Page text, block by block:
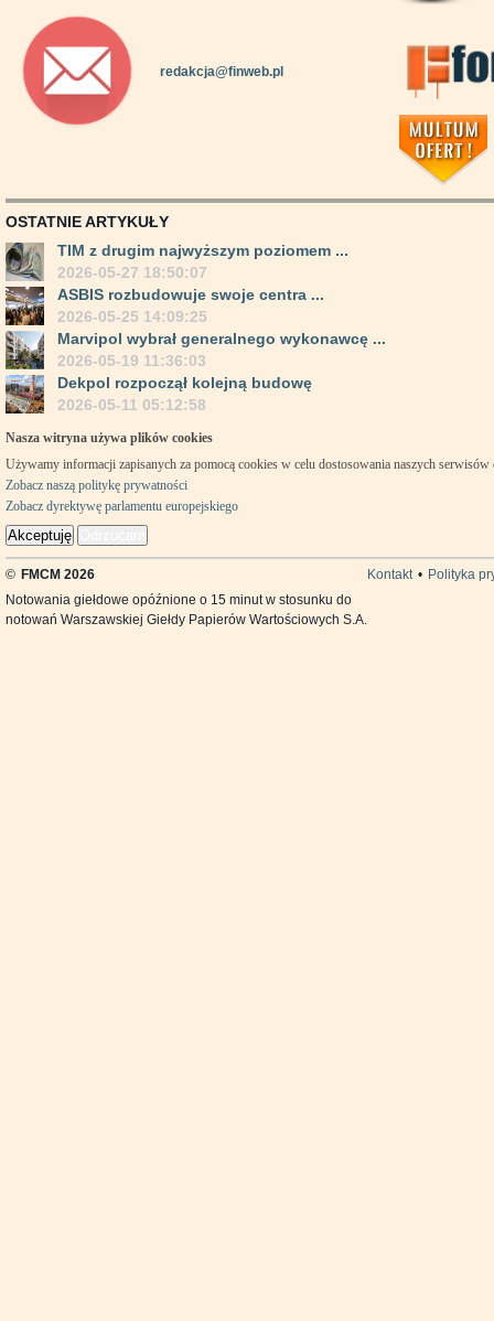
redakcja@finweb.pl
OSTATNIE ARTYKUŁY
TIM z drugim najwyższym poziomem ...
2026-05-27 18:50:07
ASBIS rozbudowuje swoje centra ...
2026-05-25 14:09:25
Marvipol wybrał generalnego wykonawcę ...
2026-05-19 11:36:03
Dekpol rozpoczął kolejną budowę
2026-05-11 05:12:58
Nasza witryna używa plików cookies
Używamy informacji zapisanych za pomocą cookies w celu dostosowania naszych
Zobacz naszą politykę prywatności
Zobacz dyrektywę parlamentu europejskiego
Akceptuję
© FMCM 2026 Kontakt • Polityka
Notowania giełdowe opóźnione o 15 minut w stosunku do
notowań Warszawskiej Giełdy Papierów Wartościowych S.A.